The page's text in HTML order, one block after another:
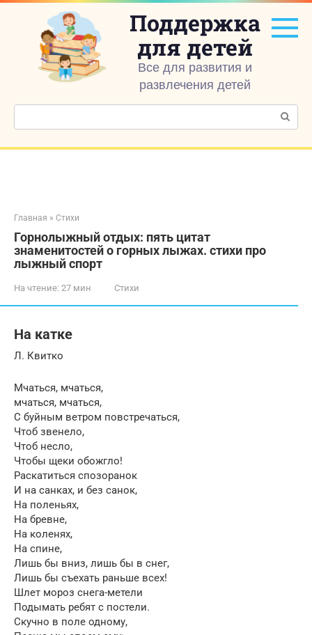
Перейти
контенту
Поддержка
для детей
Все для развития и
развлечения детей
Поиск:
Главная » Стихи
Горнолыжный отдых: пять цитат
знаменитостей о горных лыжах. стихи про
лыжный спорт
На чтение: 27 мин Стихи
На катке
Л. Квитко
Мчаться, мчаться,
мчаться, мчаться,
С буйным ветром повстречаться,
Чтоб звенело,
Чтоб несло,
Чтобы щеки обожгло!
Раскатиться спозоранок
И на санках, и без санок,
На поленьях,
На бревне,
На коленях,
На спине,
Лишь бы вниз, лишь бы в снег,
Лишь бы съехать раньше всех!
Шлет мороз снега-метели
Подымать ребят с постели.
Скучно в поле одному,